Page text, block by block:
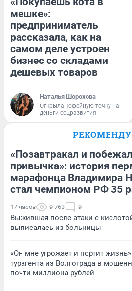
мешке»:
предприниматель
рассказала, как на
самом деле устроен
бизнес со складами
дешевых товаров
Наталья Шорохова
Открыла кофейную точку на
деньги соцразвития
«Позавтракал и
привычка»: история
марафонца Владимира
стал чемпионом РФ 35
17 часов 9 763 9
Выжившая после атаки с
выписалась из больницы
«Он мне угрожает и портит
турагента из Волгограда в
почти миллиона рублей